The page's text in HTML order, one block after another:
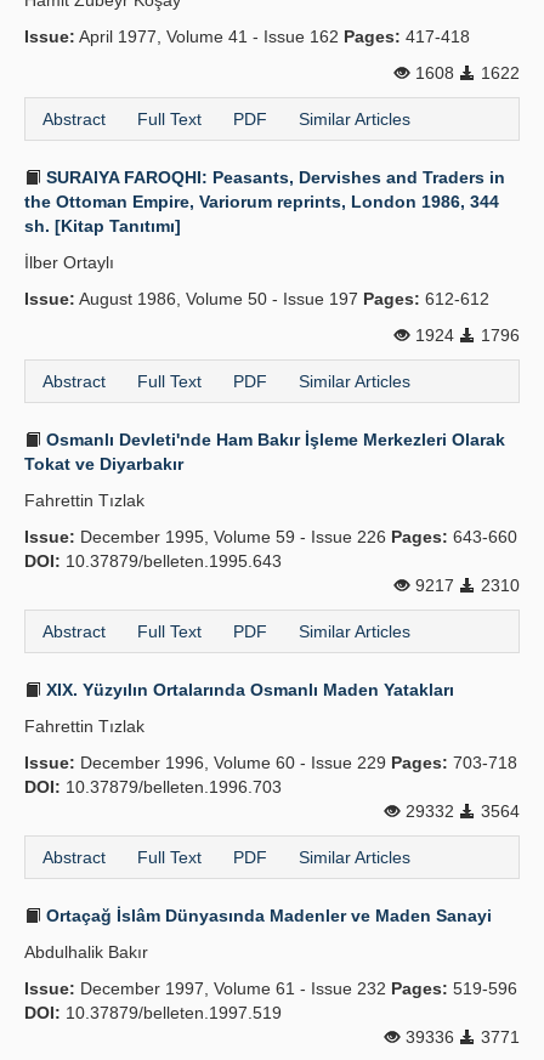
Issue: April 1977, Volume 41 - Issue 162 Pages: 417-418
1608
1622
Abstract Full Text PDF Similar Articles
SURAIYA FAROQHI: Peasants, Dervishes and Traders in
the Ottoman Empire, Variorum reprints, London 1986, 344
sh. [Kitap Tanıtımı]
İlber Ortaylı
Issue: August 1986, Volume 50 - Issue 197 Pages: 612-612
1924
1796
Abstract Full Text PDF Similar Articles
Osmanlı Devleti'nde Ham Bakır İşleme Merkezleri Olarak
Tokat ve Diyarbakır
Fahrettin Tızlak
Issue: December 1995, Volume 59 - Issue 226 Pages: 643-660
DOI: 10.37879/belleten.1995.643
9217
2310
Abstract Full Text PDF Similar Articles
XIX. Yüzyılın Ortalarında Osmanlı Maden Yatakları
Fahrettin Tızlak
Issue: December 1996, Volume 60 - Issue 229 Pages: 703-718
DOI: 10.37879/belleten.1996.703
29332
3564
Abstract Full Text PDF Similar Articles
Ortaçağ İslâm Dünyasında Madenler ve Maden Sanayi
Abdulhalik Bakır
Issue: December 1997, Volume 61 - Issue 232 Pages: 519-596
DOI: 10.37879/belleten.1997.519
39336
3771